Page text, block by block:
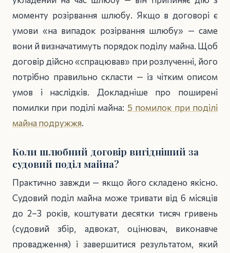
моменту розірвання шлюбу. Якщо в договорі є
умови «на випадок розірвання шлюбу» — саме
вони й визначатимуть порядок поділу майна. Щоб
договір дійсно «спрацював» при розлученні, його
потрібно правильно скласти — із чітким описом
умов і наслідків. Докладніше про поширені
помилки при поділі майна: 5 помилок при поділі
майна подружжя.
Коли шлюбний договір вигідніший за
судовий поділ майна?
Практично завжди — якщо його складено якісно.
Судовий поділ майна може тривати від 6 місяців
до 2–3 років, коштувати десятки тисяч гривень
(судовий збір, адвокат, оцінювач, виконавче
провадження) і завершитися результатом, який